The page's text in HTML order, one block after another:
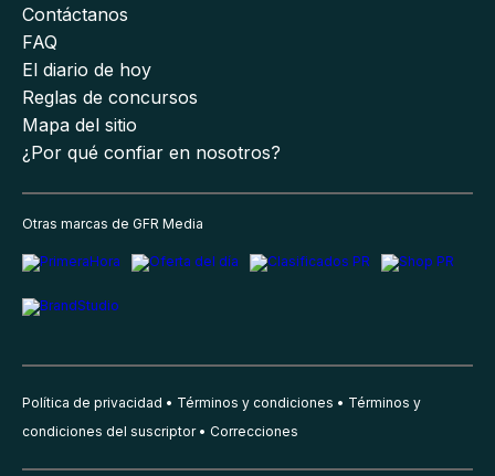
Contáctanos
FAQ
El diario de hoy
Reglas de concursos
Mapa del sitio
¿Por qué confiar en nosotros?
Otras marcas de GFR Media
Política de privacidad Términos y condiciones
Términos y
condiciones del suscriptor
Correcciones